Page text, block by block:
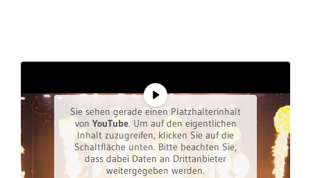
Sie sehen gerade einen Platzhalterinhalt
von YouTube. Um auf den eigentlichen
Inhalt zuzugreifen, klicken Sie auf die
Schaltfläche unten. Bitte beachten Sie,
dass dabei Daten an Drittanbieter
weitergegeben werden.